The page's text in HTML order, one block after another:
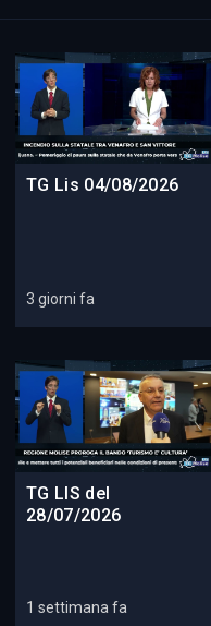
TG Lis 04/08/2026
3 giorni fa
TG LIS del
28/07/2026
1 settimana fa